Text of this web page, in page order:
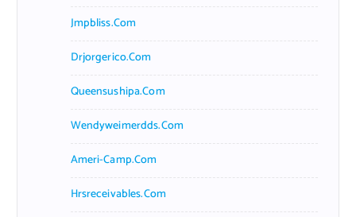
Jmpbliss.com
Drjorgerico.com
Queensushipa.com
Wendyweimerdds.com
Ameri-Camp.com
Hrsreceivables.com